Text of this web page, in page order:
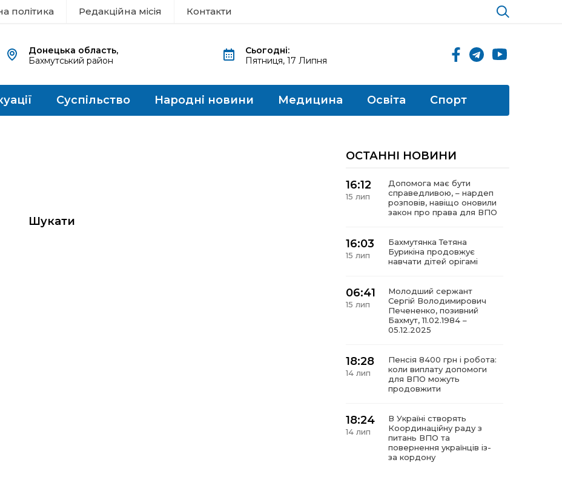
політика Редакційна місія Контакти
Донецька область,
Бахмутський район
Сьогодні:
Пятниця, 17 Липня
Суспільство Народні новини Медицина Освіта Спорт
ОСТАННІ НОВИНИ
16:12
15 лип
Допомога має бути
справедливою, – нардеп
розповів, навіщо оновили
закон про права для ВПО
16:03
15 лип
Бахмутянка Тетяна
Бурикіна продовжує
навчати дітей орігамі
06:41
15 лип
Молодший сержант
Сергій Володимирович
Печененко, позивний
Бахмут, 11.02.1984 –
05.12.2025
18:28
14 лип
Пенсія 8400 грн і робота:
коли виплату допомоги
для ВПО можуть
продовжити
18:24
14 лип
В Україні створять
Координаційну раду з
питань ВПО та
повернення українців із-
за кордону